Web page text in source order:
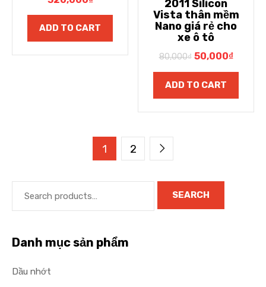
ADD TO CART
2011 Silicon
Vista thân mềm
Nano giá rẻ cho
xe ô tô
80,000₫ 50,000₫
ADD TO CART
1 2
SEARCH
Danh mục sản phẩm
Dầu nhớt